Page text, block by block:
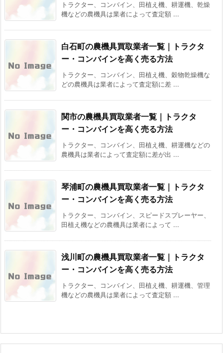
トラクター、コンバイン、田植え機、耕運機、乾燥
機などの農機具は業者によって査定額 ...
白石町の農機具買取業者一覧｜トラクタ
ー・コンバインを高く売る方法
トラクター、コンバイン、田植え機、穀物乾燥機な
どの農機具は業者によって査定額に差 ...
関市の農機具買取業者一覧｜トラクタ
ー・コンバインを高く売る方法
トラクター、コンバイン、田植え機、耕運機などの
農機具は業者によって査定額に差が出 ...
琴浦町の農機具買取業者一覧｜トラクタ
ー・コンバインを高く売る方法
トラクター、コンバイン、スピードスプレーヤー、
田植え機などの農機具は業者によって ...
浅川町の農機具買取業者一覧｜トラクタ
ー・コンバインを高く売る方法
トラクター、コンバイン、田植え機、耕運機、管理
機などの農機具は業者によって査定額 ...